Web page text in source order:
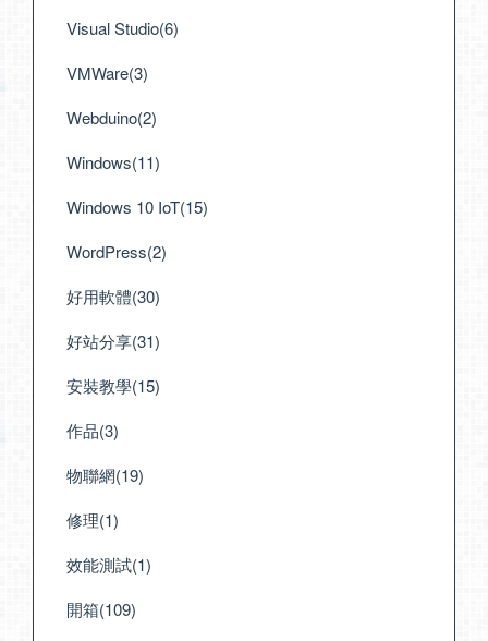
Visual Studio(6)
VMWare(3)
Webduino(2)
Windows(11)
Windows 10 IoT(15)
WordPress(2)
好用軟體(30)
好站分享(31)
安裝教學(15)
作品(3)
物聯網(19)
修理(1)
效能測試(1)
開箱(109)